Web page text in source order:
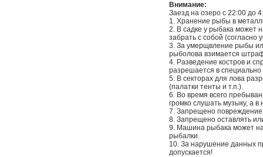
Внимание:
Заезд на озеро с 22:00 до
1. Хранение рыбы в
2. В садке у рыбака может
забрать с собой (согласно
3. За умерщвление рыбы
рыболова взимается
4. Разведение костров и
разрешается в
5. В секторах для лова
(палатки тенты и т.п.).
6. Во время всего
громко слушать музыку, а
7. Запрещено повреждение
8. Запрещено оставлять
9. Машина рыбака может
рыбалки.
10. За нарушение данных
допускается!